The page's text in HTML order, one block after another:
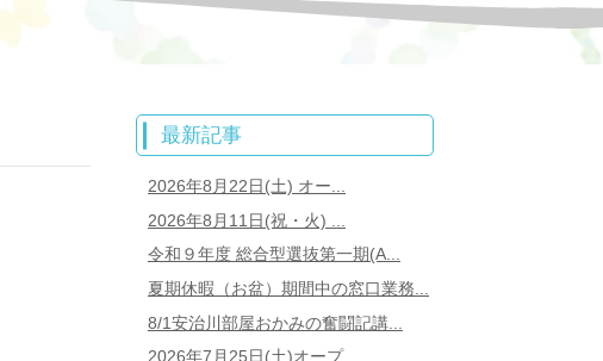
最新記事
2026年8月22日(土) オー...
2026年8月11日(祝・火) ...
令和９年度 総合型選抜第一期(A...
夏期休暇（お盆）期間中の窓口業務...
8/1安治川部屋おかみの奮闘記講...
2026年7月25日(土)オープ...